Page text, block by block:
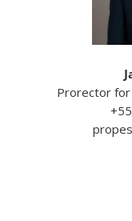
Prorector for